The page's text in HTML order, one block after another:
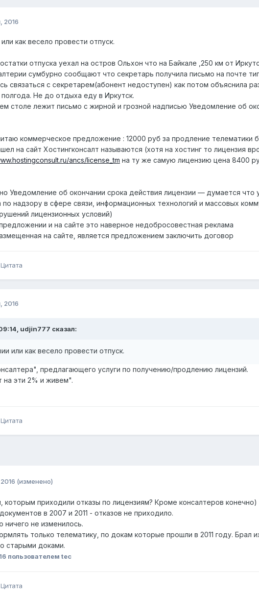
2016
как весело провести отпуск.
отпуска уехал на остров Ольхон что на Байкале ,250 км от
сумбурно сообщают что секретарь получила письмо на почте
связаться с секретарем(абонент недоступен) как потом объяснила
полгода. Не до отдыха еду в Иркутск.
столе лежит письмо с жирной и грозной надписью Уведомление об
коммерческое предложение : 12000 руб за продление телематики
на сайт Хостингконсалт называются (хотя на хостинг то лицензия
ancs/license_tm на ту же самую лицензию цена 8400
Уведомление об окончании срока действия лицензии — думается
надзору в сфере связи, информационных технологий и массовых
лицензионных условий)
и на сайте это наверное недобросовестная реклама
на сайте, является предложением заключить договор
Цитата
2016
udjin777 сказал:
или как весело провести отпуск.
предлагающего услуги по получению/продлению лицензий.
на эти 2% и живем".
Цитата
(изменено)
которым приходили отказы по лицензиям? Кроме консалтеров конечно)
в 2007 и 2011 - отказов не приходило.
ничего не изменилось.
только телематику, по докам которые прошли в 2011 году. Брал
старыми доками.
пользователем tec
Цитата